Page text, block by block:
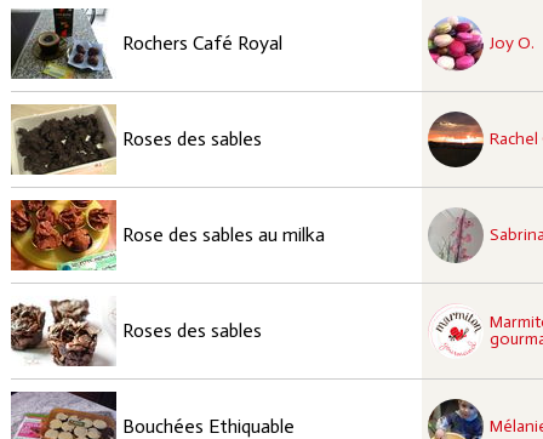
Rochers Café Royal Joy O.
recette approuvées
Roses des sables Rachel
recette approuvées
Rose des sables au milka
recette approuvées
Roses des sables
Bouchées Ethiquable
recette à tester